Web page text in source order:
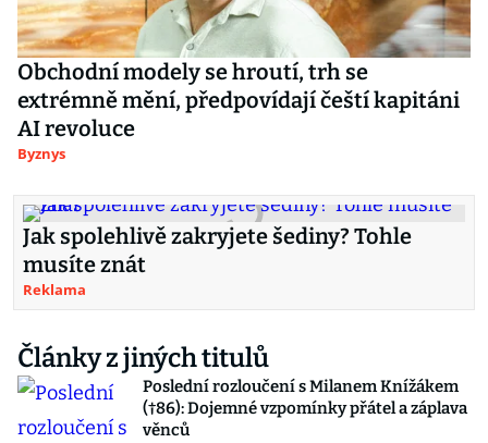
Obchodní modely se hroutí, trh se
extrémně mění, předpovídají čeští kapitáni
AI revoluce
Byznys
Jak spolehlivě zakryjete šediny? Tohle
musíte znát
Reklama
Články z jiných titulů
Poslední rozloučení s Milanem Knížákem
(†86): Dojemné vzpomínky přátel a záplava
věnců